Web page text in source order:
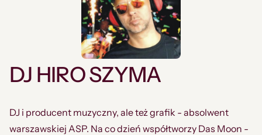
DJ HIRO SZYMA
DJ i producent muzyczny, ale też grafik - absolwent
warszawskiej ASP. Na co dzień współtworzy Das Moon -